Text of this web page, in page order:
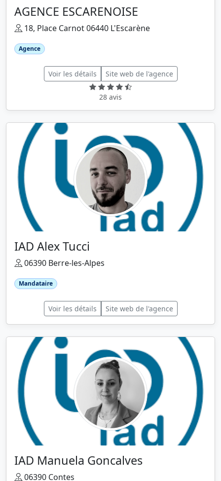
AGENCE ESCARENOISE
18, Place Carnot 06440 L'Escarène
Agence
Voir les détails Site web de l'agence
28 avis
IAD Alex Tucci
06390 Berre-les-Alpes
Mandataire
Voir les détails Site web de l'agence
IAD Manuela Goncalves
06390 Contes